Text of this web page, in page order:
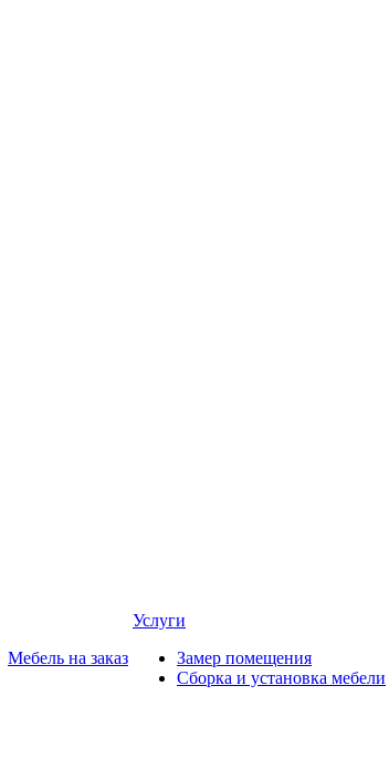
Мебель на заказ
Услуги
Замер помещения
Сборка и установка мебели